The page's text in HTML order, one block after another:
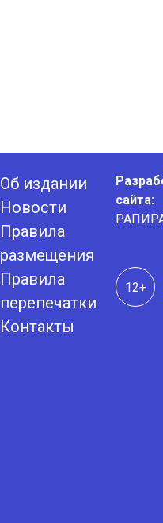
Об издании
Новости
Правила
размещения
Правила
перепечатки
Контакты
сайта:
12+